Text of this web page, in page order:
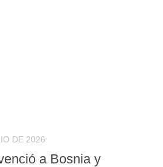
DE 2026
a Bosnia y